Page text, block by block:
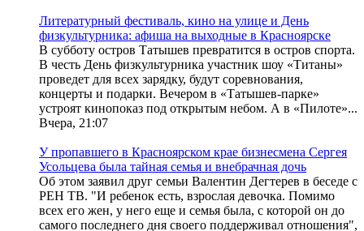
Литературный фестиваль, кино на улице и День
физкультурника: афиша на выходные в Красноярске
В субботу остров Татышев превратится в остров спорта.
В честь День физкультурника участник шоу «Титаны»
проведет для всех зарядку, будут соревнования,
концерты и подарки. Вечером в «Татышев-парке»
устроят кинопоказ под открытым небом. А в «Пилоте»...
Вчера, 21:07
У пропавшего в Красноярском крае бизнесмена Сергея
Усольцева была тайная семья и внебрачная дочь
Об этом заявил друг семьи Валентин Дегтерев в беседе с
РЕН ТВ. "И ребенок есть, взрослая девочка. Помимо
всех его жен, у него еще и семья была, с которой он до
самого последнего дня своего поддерживал отношения",